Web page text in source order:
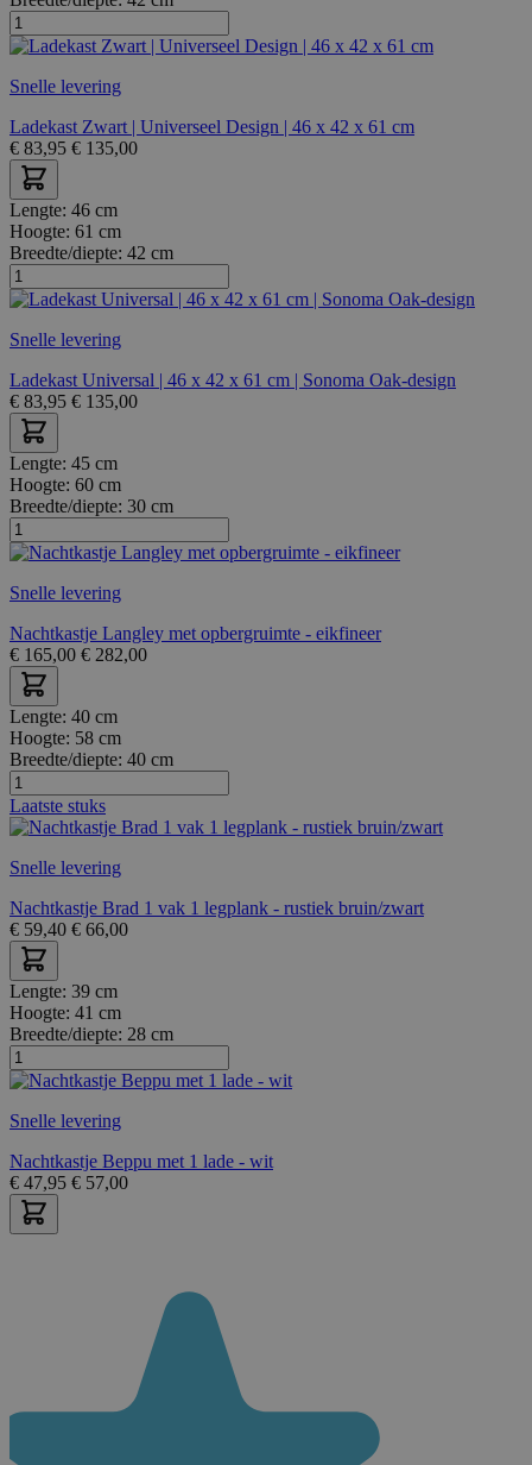
Snelle levering
Ladekast Zwart | Universeel Design | 46 x 42 x 61 cm
€ 83,95 € 135,00
Lengte: 46 cm
Hoogte: 61 cm
Breedte/diepte: 42 cm
Snelle levering
Ladekast Universal | 46 x 42 x 61 cm | Sonoma Oak-design
€ 83,95 € 135,00
Lengte: 45 cm
Hoogte: 60 cm
Breedte/diepte: 30 cm
Snelle levering
Nachtkastje Langley met opbergruimte - eikfineer
€ 165,00 € 282,00
Lengte: 40 cm
Hoogte: 58 cm
Breedte/diepte: 40 cm
Laatste stuks
Snelle levering
Nachtkastje Brad 1 vak 1 legplank - rustiek bruin/zwart
€ 59,40 € 66,00
Lengte: 39 cm
Hoogte: 41 cm
Breedte/diepte: 28 cm
Snelle levering
Nachtkastje Beppu met 1 lade - wit
€ 47,95 € 57,00